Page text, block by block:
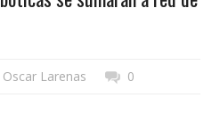
Oscar Larenas 0